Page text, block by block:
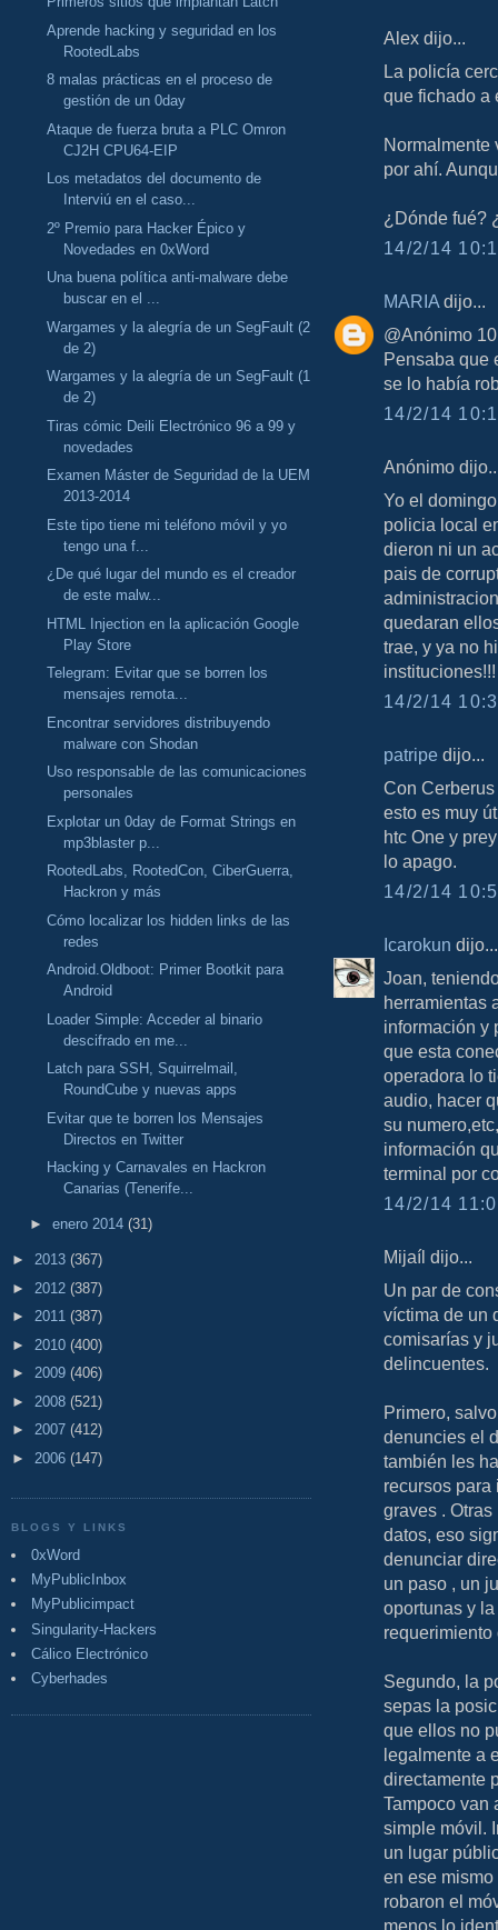
Aprende hacking y seguridad en los
RootedLabs
8 malas prácticas en el proceso de
gestión de un 0day
Ataque de fuerza bruta a PLC Omron
CJ2H CPU64-EIP
Los metadatos del documento de
Interviú en el caso...
2º Premio para Hacker Épico y
Novedades en 0xWord
Una buena política anti-malware debe
buscar en el ...
Wargames y la alegría de un SegFault (2
de 2)
Wargames y la alegría de un SegFault (1
de 2)
Tiras cómic Deili Electrónico 96 a 99 y
novedades
Examen Máster de Seguridad de la UEM
2013-2014
Este tipo tiene mi teléfono móvil y yo
tengo una f...
¿De qué lugar del mundo es el creador
de este malw...
HTML Injection en la aplicación Google
Play Store
Telegram: Evitar que se borren los
mensajes remota...
Encontrar servidores distribuyendo
malware con Shodan
Uso responsable de las comunicaciones
personales
Explotar un 0day de Format Strings en
mp3blaster p...
RootedLabs, RootedCon, CiberGuerra,
Hackron y más
Cómo localizar los hidden links de las
redes
Android.Oldboot: Primer Bootkit para
Android
Loader Simple: Acceder al binario
descifrado en me...
Latch para SSH, Squirrelmail,
RoundCube y nuevas apps
Evitar que te borren los Mensajes
Directos en Twitter
Hacking y Carnavales en Hackron
Canarias (Tenerife...
► enero 2014 (31)
► 2013 (367)
► 2012 (387)
► 2011 (387)
► 2010 (400)
► 2009 (406)
► 2008 (521)
► 2007 (412)
► 2006 (147)
BLOGS Y LINKS
0xWord
MyPublicInbox
MyPublicimpact
Singularity-Hackers
Cálico Electrónico
Cyberhades
Alex dijo...
La policía
que fichado a
Normalmente
por ahí.
¿Dónde fué?
14/2/14
MARIA dijo...
@Anónimo
Pensaba que
se lo había
14/2/14
Anónimo
Yo el
policia local
dieron ni un
pais de
quedaran
trae, y ya no
instituciones!!!
14/2/14
patripe dijo...
Con
esto es muy
htc One y
lo apago.
14/2/14
Icarokun dijo...
Joan,
herramientas
información y
que esta
operadora lo
audio, hacer
su
información
terminal por
14/2/14
Mijaíl dijo...
Un par de
víctima de un
comisarías y
delincuentes.
Primero,
denuncies el
también les
recursos
graves .
datos, eso
denunciar
un paso , un
oportunas y
Segundo, la
sepas la
que ellos no
legalmente a
directamente
Tampoco van
simple móvil.
un lugar
en ese
robaron el
menos lo